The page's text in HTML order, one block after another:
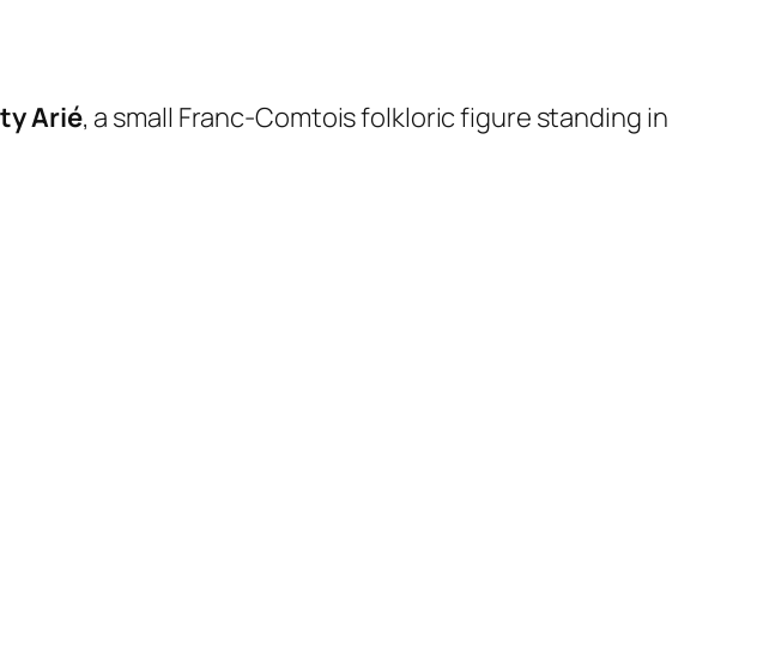
Arié, a small Franc-Comtois folkloric figure standing in